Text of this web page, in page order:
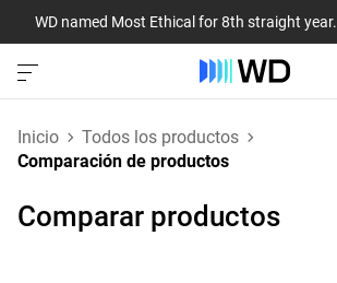
WD named Most Ethical for 8th straight year.
Inicio
Todos los productos
Comparación de productos
Comparar productos